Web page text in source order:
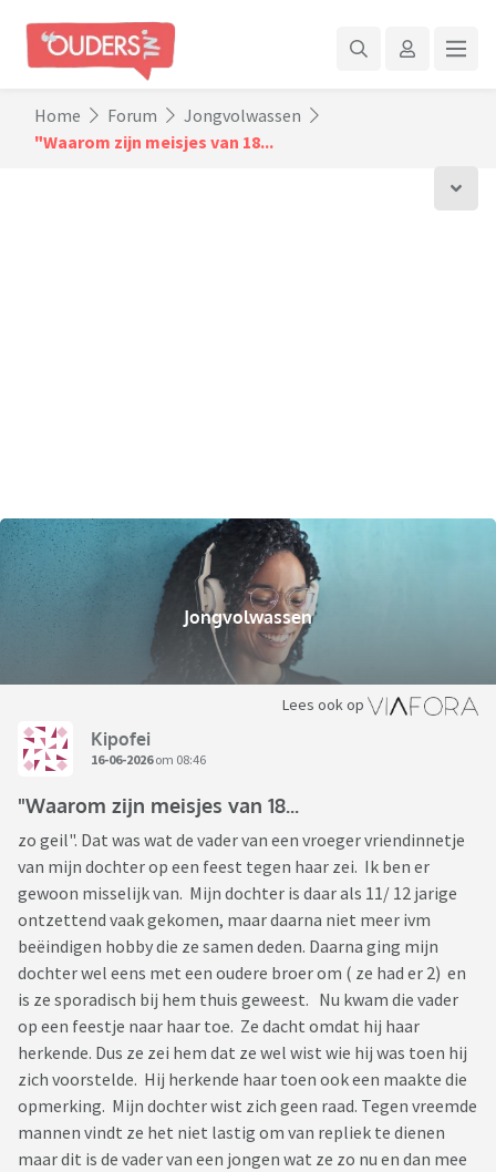
Home Forum
Jongvolwassen
"Waarom zijn meisjes van 18...
Jongvolwassen
Lees ook op
Kipofei
16-06-2026om 08:46
"Waarom zijn meisjes van 18...
zo geil". Dat was wat de vader van een vroeger vriendinnetje
van mijn dochter op een feest tegen haar zei. Ik ben er
gewoon misselijk van. Mijn dochter is daar als 11/ 12 jarige
ontzettend vaak gekomen, maar daarna niet meer ivm
beëindigen hobby die ze samen deden. Daarna ging mijn
dochter wel eens met een oudere broer om ( ze had er 2) en
is ze sporadisch bij hem thuis geweest. Nu kwam die vader
op een feestje naar haar toe. Ze dacht omdat hij haar
herkende. Dus ze zei hem dat ze wel wist wie hij was toen hij
zich voorstelde. Hij herkende haar toen ook een maakte die
opmerking. Mijn dochter wist zich geen raad. Tegen vreemde
mannen vindt ze het niet lastig om van repliek te dienen
maar dit is de vader van een jongen wat ze zo nu en dan mee